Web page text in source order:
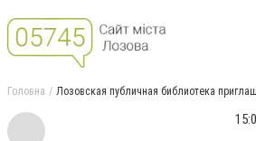
Головна Лозовская публичная библиотека